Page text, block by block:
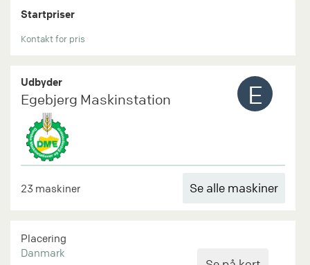
Startpriser
Kontakt for pris
Udbyder
Egebjerg Maskinstation E
23 maskiner Se alle maskiner
Placering
Danmark